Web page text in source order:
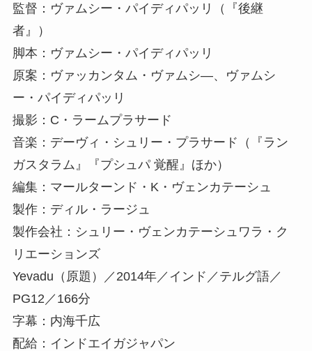
監督：ヴァムシー・パイディパッリ（『後継
者』）
脚本：ヴァムシー・パイディパッリ
原案：ヴァッカンタム・ヴァムシ―、ヴァムシ
ー・パイディパッリ
撮影：C・ラームプラサード
音楽：デーヴィ・シュリー・プラサード（『ラン
ガスタラム』『プシュパ 覚醒』ほか）
編集：マールターンド・K・ヴェンカテーシュ
製作：ディル・ラージュ
製作会社：シュリー・ヴェンカテーシュワラ・ク
リエーションズ
Yevadu（原題）／2014年／インド／テルグ語／
PG12／166分
字幕：内海千広
配給：インドエイガジャパン